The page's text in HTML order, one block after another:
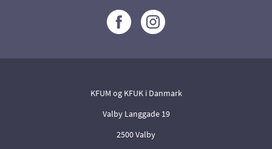
KFUM og KFUK i Danmark
Valby Langgade 19
2500 Valby